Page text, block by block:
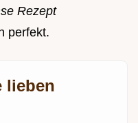
Rezept
perfekt.
lieben